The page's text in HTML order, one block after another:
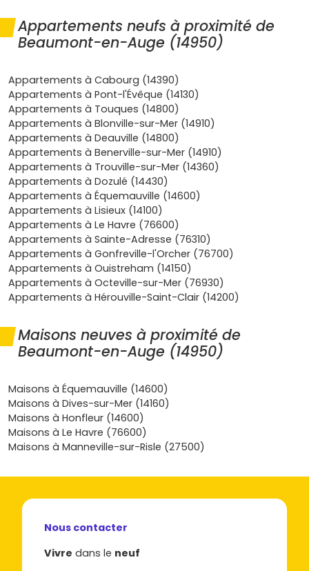
équipements performants ; entre confort thermique,
bonne acoustique et ventilation maîtrisée, tu
consommes moins et tu vis mieux, ce qui compte quand
garanties constructeur(parfait achèvement, biennale,
décennale) couvrent les aléas techniques pendant
plusieurs années, là où un bien ancien peut réserver des
surcoûts imprévus ; pour un primo-accédant, c’est une
vraie assurance contre les mauvaises surprises. À l’échelle
locale, choisir un appartement neuf à Beaumont-en-
Auge, c’est profiter du charme d’un village emblématique
du Pays d’Auge, de ses vues verdoyantes et d’une vie
tranquille, tout en restant connecté aux bassins d’emplois
et aux services de Deauville et Pont-l’Évêque ; l’accès
rapide aux axes routiers et aux gares voisines facilite les
déplacements vers la Côte Fleurie comme vers Caen ou
Paris. Les programmes neufs dans la ville sont une
solution idéale si tu veux conjuguer cadre authentique et
prestations actuelles : plans optimisés, extérieurs bien
orientés, stationnement, faibles charges de copropriété
neuf à Beaumont-en-Auge
rend ton premier achat plus
prévisible, plus confortable et souvent plus économique
sur la durée, avec un bien immédiatement habitable et
projet, prends une longueur d’avance :
programmes neufs disponibles à Beaumont-en-Auge
sur Vivre dans le neuf, compare les typologies et les
budgets, vérifie ton éligibilité au PTZ et simule ton
financement ; tu pourras ainsi sécuriser ta décision et
sélectionner le cadre qui te correspond vraiment, sans
Appartements neufs à proximité de
Beaumont-en-Auge (14950)
Appartements à Cabourg (14390)
Appartements à Pont-l'Évêque (14130)
Appartements à Touques (14800)
Appartements à Blonville-sur-Mer (14910)
Appartements à Deauville (14800)
Appartements à Benerville-sur-Mer (14910)
Appartements à Trouville-sur-Mer (14360)
Appartements à Dozulé (14430)
Appartements à Équemauville (14600)
Appartements à Lisieux (14100)
Appartements à Le Havre (76600)
Appartements à Sainte-Adresse (76310)
Appartements à Gonfreville-l'Orcher (76700)
Appartements à Ouistreham (14150)
Appartements à Octeville-sur-Mer (76930)
Appartements à Hérouville-Saint-Clair (14200)
Maisons neuves à proximité de
Beaumont-en-Auge (14950)
Maisons à Équemauville (14600)
Maisons à Dives-sur-Mer (14160)
Maisons à Honfleur (14600)
Maisons à Le Havre (76600)
Maisons à Manneville-sur-Risle (27500)
Nous contacter
Vivre dans le neuf